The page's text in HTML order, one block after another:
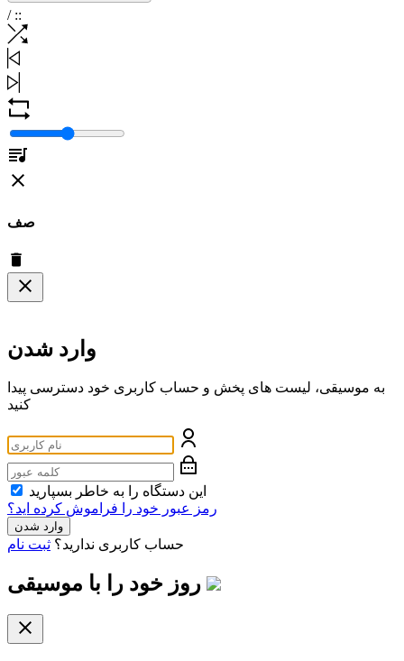
/ ::
صف
وارد شدن
به موسیقی، لیست های پخش و حساب کاربری خود دسترسی پیدا
کنید
این دستگاه را به خاطر بسپارید
رمز عبور خود را فراموش کرده اید؟
وارد شدن
حساب کاربری ندارید؟ ثبت نام
روز خود را با موسیقی